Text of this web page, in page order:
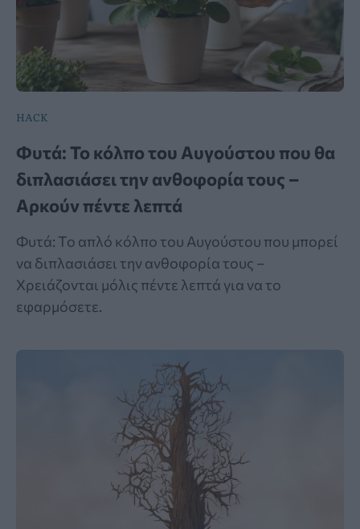
HACK
Φυτά: Το κόλπο του Αυγούστου που θα
διπλασιάσει την ανθοφορία τους –
Αρκούν πέντε λεπτά
Φυτά: Το απλό κόλπο του Αυγούστου που μπορεί
να διπλασιάσει την ανθοφορία τους –
Χρειάζονται μόλις πέντε λεπτά για να το
εφαρμόσετε.